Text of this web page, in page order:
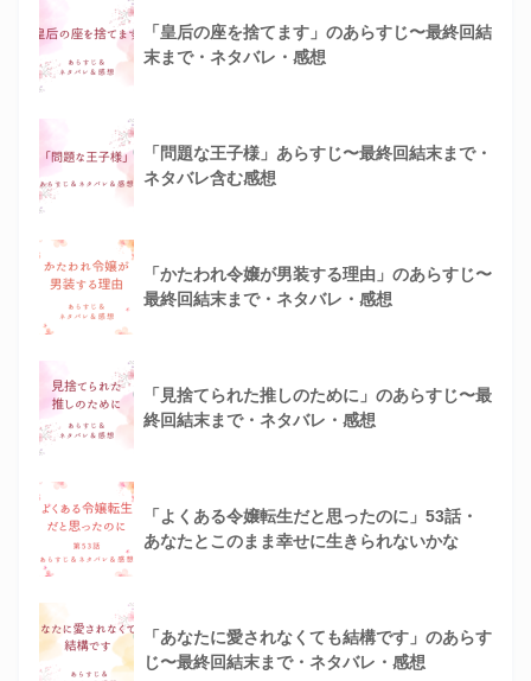
「皇后の座を捨てます」のあらすじ〜最終回結
末まで・ネタバレ・感想
「問題な王子様」あらすじ〜最終回結末まで・
ネタバレ含む感想
「かたわれ令嬢が男装する理由」のあらすじ〜
最終回結末まで・ネタバレ・感想
「見捨てられた推しのために」のあらすじ〜最
終回結末まで・ネタバレ・感想
「よくある令嬢転生だと思ったのに」53話・
あなたとこのまま幸せに生きられないかな
「あなたに愛されなくても結構です」のあらす
じ〜最終回結末まで・ネタバレ・感想